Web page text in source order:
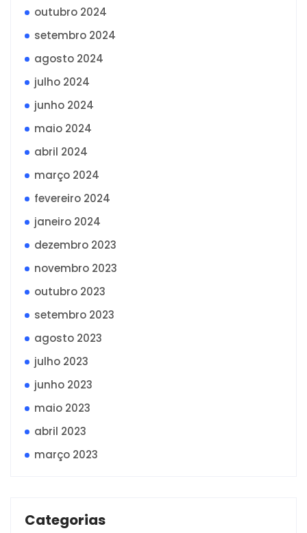
outubro 2024
setembro 2024
agosto 2024
julho 2024
junho 2024
maio 2024
abril 2024
março 2024
fevereiro 2024
janeiro 2024
dezembro 2023
novembro 2023
outubro 2023
setembro 2023
agosto 2023
julho 2023
junho 2023
maio 2023
abril 2023
março 2023
Categorias